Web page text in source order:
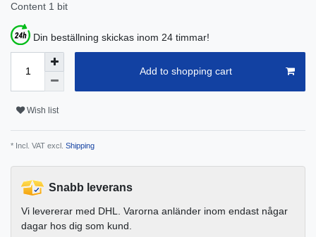
Content 1 bit
Din beställning skickas inom 24 timmar!
Add to shopping cart
Wish list
* Incl. VAT excl. Shipping
Snabb leverans
Vi levererar med DHL. Varorna anländer inom endast någar
dagar hos dig som kund.